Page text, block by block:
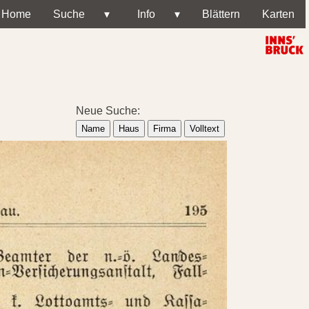
Home Suche ▾ Info ▾ Blättern Karten
Neue Suche:
Name Haus Firma Volltext